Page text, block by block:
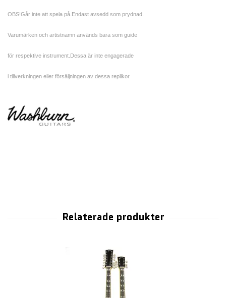
OBS!Går inte att spela på.Endast avsedd som prydnad.
Varumärken och artistnamn används bara som guide
för respektive instrument.Dessa är inte engagerade
i tillverkningen eller försäljningen av dessa replikor.